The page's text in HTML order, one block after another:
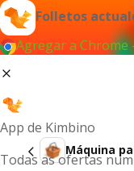
Folletos
Agregar a Chrome
App de Kimbino
Todas as ofertas
Máquina